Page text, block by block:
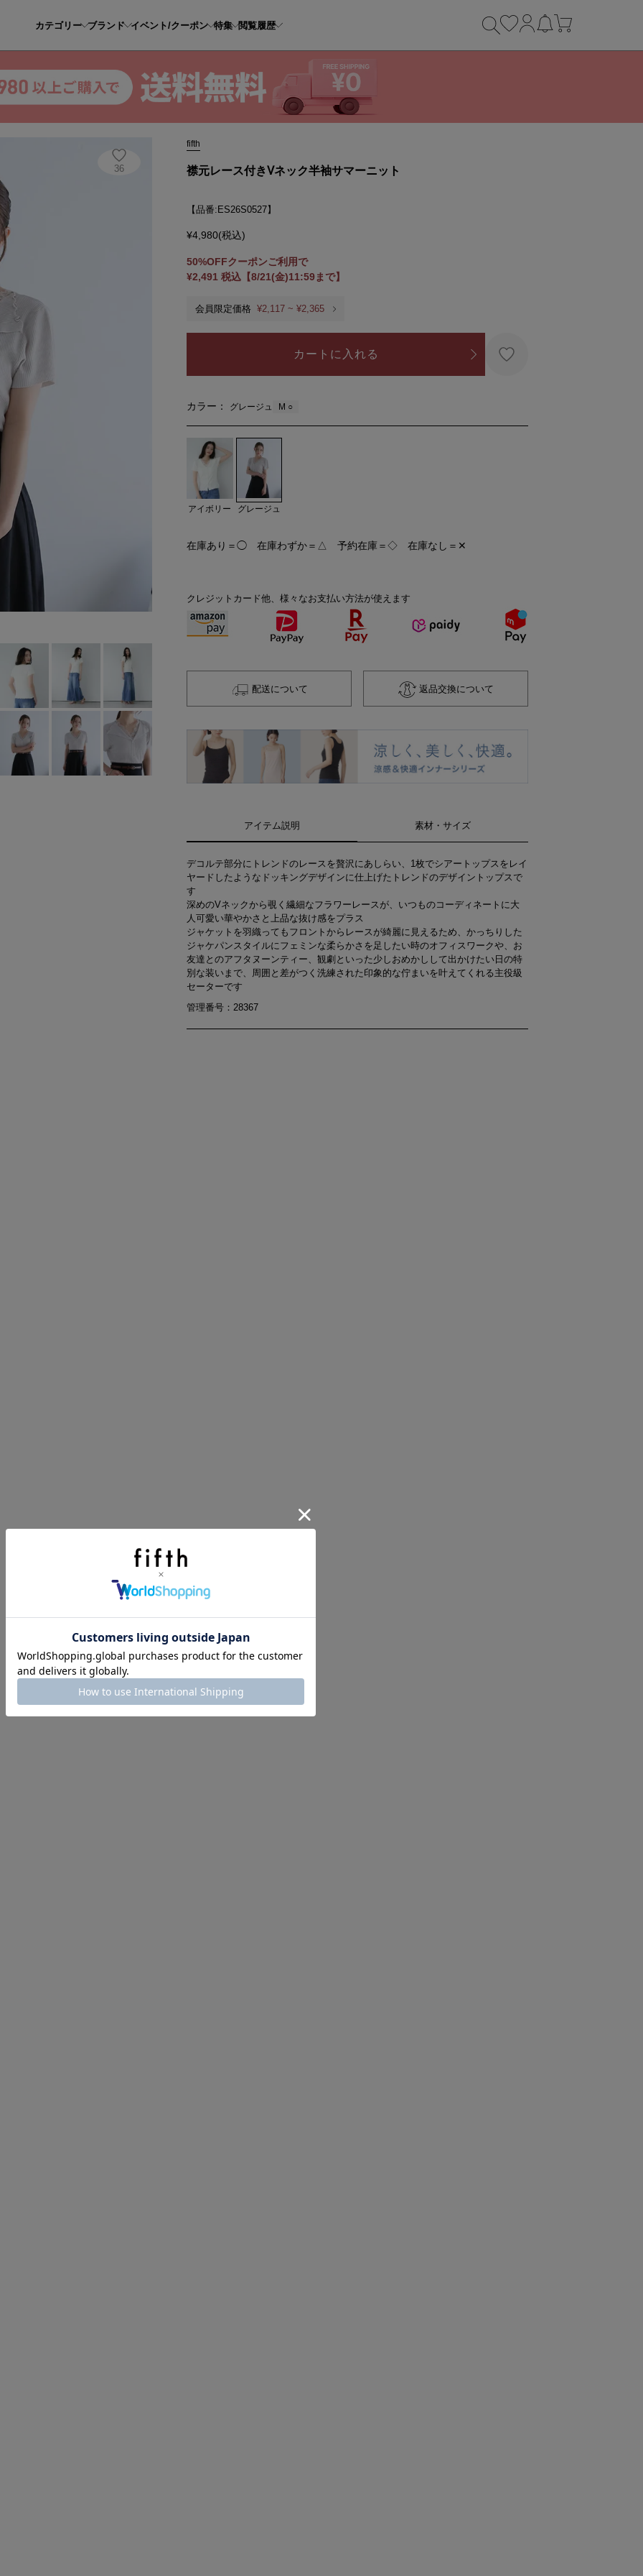
カテゴリー ブランド イベント/クーポン 特集 閲覧履歴
36
fifth
襟元レース付きVネック半袖サマーニット
【品番:ES26S0527】
¥4,980(税込)
50%OFFクーポンご利用で
¥2,491 税込【8/21(金)11:59まで】
会員限定価格 ¥2,117 ~ ¥2,365
カートに入れる
カラー： グレージュ M ○
アイボリー グレージュ
在庫あり＝◯ 在庫わずか＝△ 予約在庫＝◇ 在庫なし＝✕
クレジットカード他、様々なお支払い方法が使えます
配送について 返品交換について
アイテム説明 素材・サイズ
デコルテ部分にトレンドのレースを贅沢にあしらい、1枚でシアートップスをレイ
ヤードしたようなドッキングデザインに仕上げたトレンドのデザイントップスで
す
深めのVネックから覗く繊細なフラワーレースが、いつものコーディネートに大
人可愛い華やかさと上品な抜け感をプラス
ジャケットを羽織ってもフロントからレースが綺麗に見えるため、かっちりした
ジャケパンスタイルにフェミンな柔らかさを足したい時のオフィスワークや、お
友達とのアフタヌーンティー、観劇といった少しおめかしして出かけたい日の特
別な装いまで、周囲と差がつく洗練された印象的な佇まいを叶えてくれる主役級
セーターです
管理番号：28367